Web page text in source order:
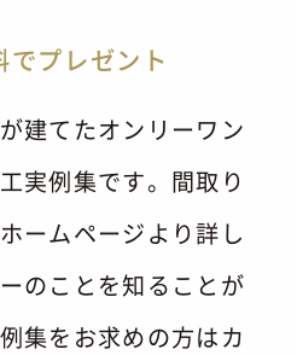
でプレゼント
建てたオンリーワン
実例集です。間取り
ームページより詳し
のことを知ることが
集をお求めの方はカ